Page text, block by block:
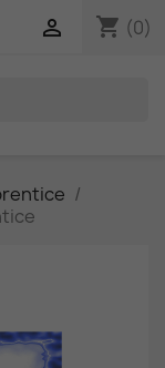
shopping_cart (0)
